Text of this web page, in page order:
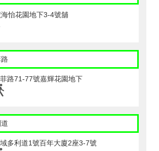
怡花園地下3-4號舖
路71-77號嘉輝花園地下
多利道1號百年大廈2座3-7號